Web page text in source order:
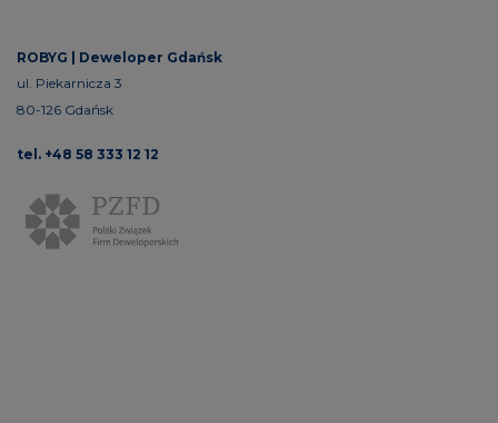
ROBYG | Deweloper Gdańsk
ul. Piekarnicza 3
80-126 Gdańsk
tel. +48 58 333 12 12